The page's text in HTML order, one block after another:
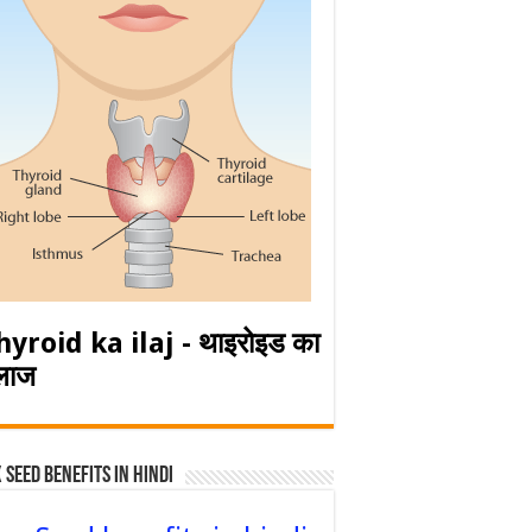
ka ilaj - थाइरोइड का
Seed Benefits in hindi